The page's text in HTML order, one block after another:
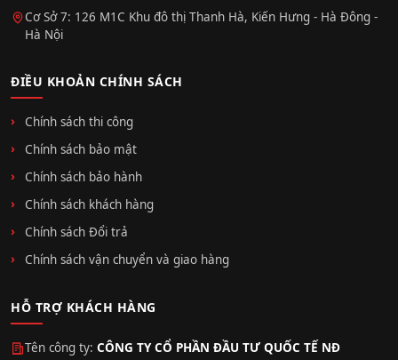
Cơ Sở 7: 126 M1C Khu đô thị Thanh Hà, Kiến Hưng - Hà Đông -
Hà Nội
ĐIỀU KHOẢN CHÍNH SÁCH
Chính sách thi công
Chính sách bảo mật
Chính sách bảo hành
Chính sách khách hàng
Chính sách Đổi trả
Chính sách vận chuyển và giao hàng
HỖ TRỢ KHÁCH HÀNG
Tên công ty: CÔNG TY CỔ PHẦN ĐẦU TƯ QUỐC TẾ NĐ